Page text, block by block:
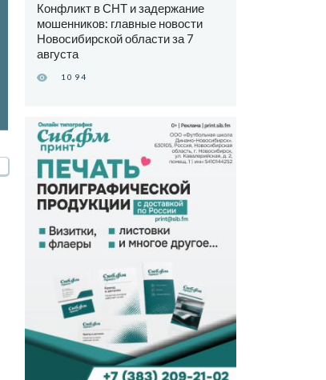
Конфликт в СНТ и задержание
мошенников: главные новости
Новосибирской области за 7
августа
1094